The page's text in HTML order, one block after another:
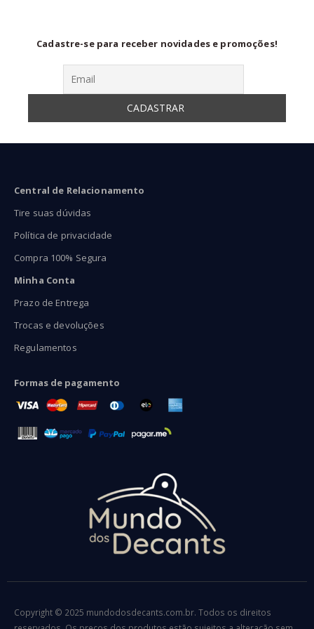
Cadastre-se para receber novidades e promoções!
Central de Relacionamento
Tire suas dúvidas
Política de privacidade
Compra 100% Segura
Minha Conta
Prazo de Entrega
Trocas e devoluções
Regulamentos
Formas de pagamento
Copyright © 2025 mundodosdecants.com.br. Todos os direitos